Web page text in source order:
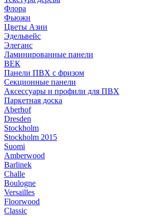
Флора
Фьюжн
Цветы Азии
Эдельвейс
Элеганс
Ламинированные панели
ВЕК
Панели ПВХ с фризом
Секционные панели
Аксессуары и профили для ПВХ
Паркетная доска
Aberhof
Dresden
Stockholm
Stockholm 2015
Suomi
Amberwood
Barlinek
Challe
Boulogne
Versailles
Floorwood
Classic